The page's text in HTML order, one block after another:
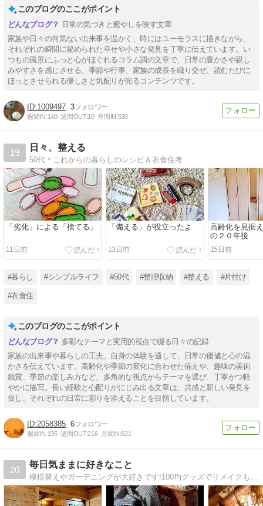
このブログのここがポイント
日常の気づきと癒やしを映す文章
家族や日々の何気ない出来事を温かく、時にはユーモラスに描きながら、
それぞれの瞬間に秘められた幸せや小さな発見を丁寧に伝えています。い
つもの風景にふっと心がほぐれるコラム調の文章で、日常の豊かさや親し
みやすさを感じさせる。季節や行事、家族の成長を織り交ぜ、読むたびに
ほっとさせられる優しさと気配りが光るコンテンツです。
1009497 3
週間IN:140 週間OUT:10 月間IN:530
19
日々、整える
50代＊これからの暮らしのレシピ＆衣食住考
「劣化」による「捨てる」
11日前
「備える」が役立ったよ
13日前
高齢化を見据
の２０年後
15日前
#暮らし #シンプルライフ #50代 #整理収納 #整える #片付け
#衣食住
このブログのここがポイント
多彩なテーマと実用的視点で綴る日々の記録
家族の出来事や暮らしの工夫、自身の体験を通して、日常の価値と心の温
かさを伝えています。高齢化や季節の変化に合わせた備えや、趣味の美術
鑑賞、季節の楽しみ方など、多角的な視点からテーマを選び、丁寧かつ軽
やかに描写。長い経験と心配りがにじみ出る文章は、共感と新しい発見を
促し、それぞれの日常に彩りを添えることを目指しています。
2058385 6
週間IN:135 週間OUT:216 月間IN:621
20
毎日気ままに好きなこと